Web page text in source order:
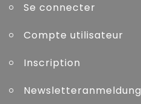
Se connecter
Compte utilisateur
Inscription
Newsletteranmeldung